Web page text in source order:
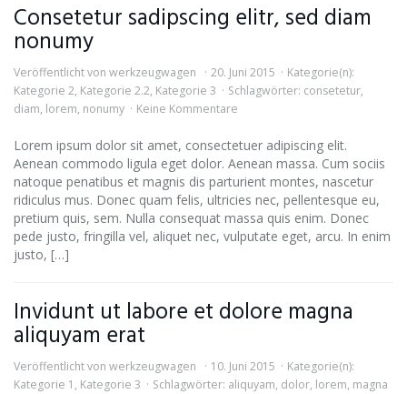
Consetetur sadipscing elitr, sed diam
nonumy
Veröffentlicht von werkzeugwagen 20. Juni 2015
Kategorie(n):
Kategorie 2, Kategorie 2.2, Kategorie 3 Schlagwörter: consetetur,
diam, lorem, nonumy Keine Kommentare
Lorem ipsum dolor sit amet, consectetuer adipiscing elit.
Aenean commodo ligula eget dolor. Aenean massa. Cum sociis
natoque penatibus et magnis dis parturient montes, nascetur
ridiculus mus. Donec quam felis, ultricies nec, pellentesque eu,
pretium quis, sem. Nulla consequat massa quis enim. Donec
pede justo, fringilla vel, aliquet nec, vulputate eget, arcu. In enim
justo, […]
Invidunt ut labore et dolore magna
aliquyam erat
Veröffentlicht von werkzeugwagen 10. Juni 2015
Kategorie(n):
Kategorie 1 , Kategorie 3 Schlagwörter: aliquyam, dolor, lorem, magna